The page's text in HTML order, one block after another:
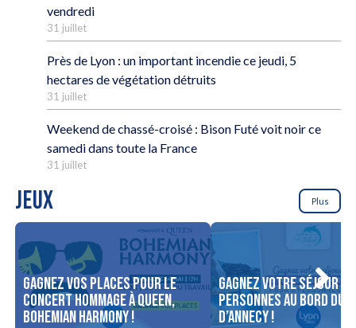
vendredi
31 juillet
Près de Lyon : un important incendie ce jeudi, 5
hectares de végétation détruits
31 juillet
Weekend de chassé-croisé : Bison Futé voit noir ce
samedi dans toute la France
31 juillet
JEUX Plus
Gagnez vos places pour le
concert Hommage à Queen,
Bohemian Harmony !
Gagnez votre séjour
personnes au bord du
d’Annecy !